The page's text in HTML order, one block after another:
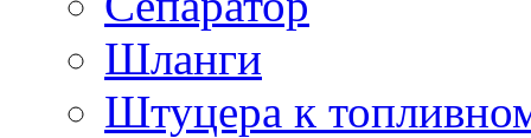
Шланги
Штуцера к